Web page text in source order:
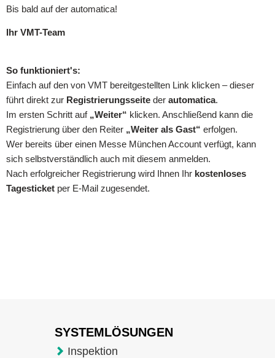
Bis bald auf der automatica!
Ihr VMT-Team
So funktioniert's:
Einfach auf den von VMT bereitgestellten Link klicken – dieser
führt direkt zur Registrierungsseite der automatica.
Im ersten Schritt auf „Weiter“ klicken. Anschließend kann die
Registrierung über den Reiter „Weiter als Gast“ erfolgen.
Wer bereits über einen Messe München Account verfügt, kann
sich selbstverständlich auch mit diesem anmelden.
Nach erfolgreicher Registrierung wird Ihnen Ihr kostenloses
Tagesticket per E-Mail zugesendet.
SYSTEMLÖSUNGEN
Inspektion